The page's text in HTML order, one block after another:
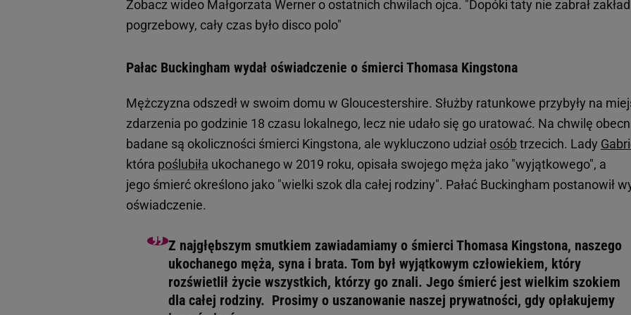
Zobacz wideo Małgorzata Werner o ostatnich chwilach ojca. "Dopóki taty nie zabrał zakład
pogrzebowy, cały czas było disco polo"
Pałac Buckingham wydał oświadczenie o śmierci Thomasa Kingstona
Mężczyzna odszedł w swoim domu w Gloucestershire. Służby ratunkowe przybyły na
zdarzenia po godzinie 18 czasu lokalnego, lecz nie udało się go uratować. Na chwilę
badane są okoliczności śmierci Kingstona, ale wykluczono udział osóbtrzecich. Lady
która poślubiła ukochanego w 2019 roku, opisała swojego męża jako "wyjątkowego", a
jego śmierć określono jako "wielki szok dla całej rodziny". Pałać Buckingham postanowił
oświadczenie.
Z najgłębszym smutkiem zawiadamiamy o śmierci Thomasa Kingstona, naszego
ukochanego męża, syna i brata. Tom był wyjątkowym człowiekiem, który
rozświetlił życie wszystkich, którzy go znali. Jego śmierć jest wielkim szokiem
dla całej rodziny. Prosimy o uszanowanie naszej prywatności, gdy opłakujemy